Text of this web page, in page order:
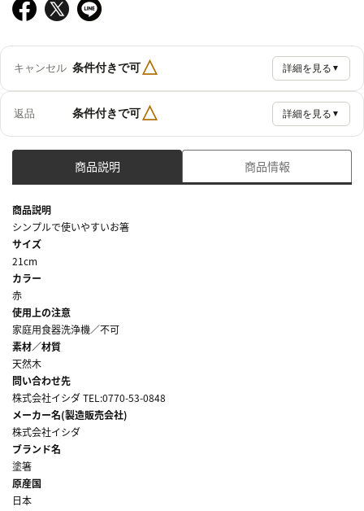
キャンセル 条件付きで可△ 詳細を見る ▼
返品 条件付きで可△ 詳細を見る ▼
商品説明 商品情報
商品説明
シンプルで使いやすいお箸
サイズ
21cm
カラー
赤
使用上の注意
家庭用食器洗浄機／不可
素材／材質
天然木
問い合わせ先
株式会社イシダ TEL:0770-53-0848
メーカー名(製造販売会社)
株式会社イシダ
ブランド名
塗箸
原産国
日本